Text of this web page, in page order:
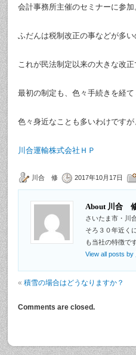
会計事務所主催のセミナーに参加
ふだんは税制改正の事などが多
これが民法制定以来の大きな改
最初の制定も、色々手続きを経て
色々身近なことも多いわけです
川合運輸株式会社ＨＰ
川合 修 2017年10月17日
About 川合
さいたま市・川
そろ３０年近く
も当社の特徴で
View all posts
« 積雪の場合はどうなりますか？
Comments are closed.